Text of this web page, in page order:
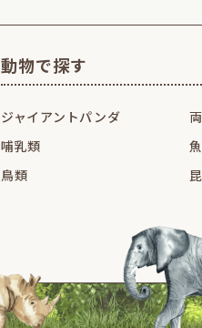
動物で探す
ジャイアントパンダ
哺乳類
鳥類